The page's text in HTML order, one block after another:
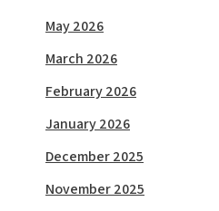
May 2026
March 2026
February 2026
January 2026
December 2025
November 2025